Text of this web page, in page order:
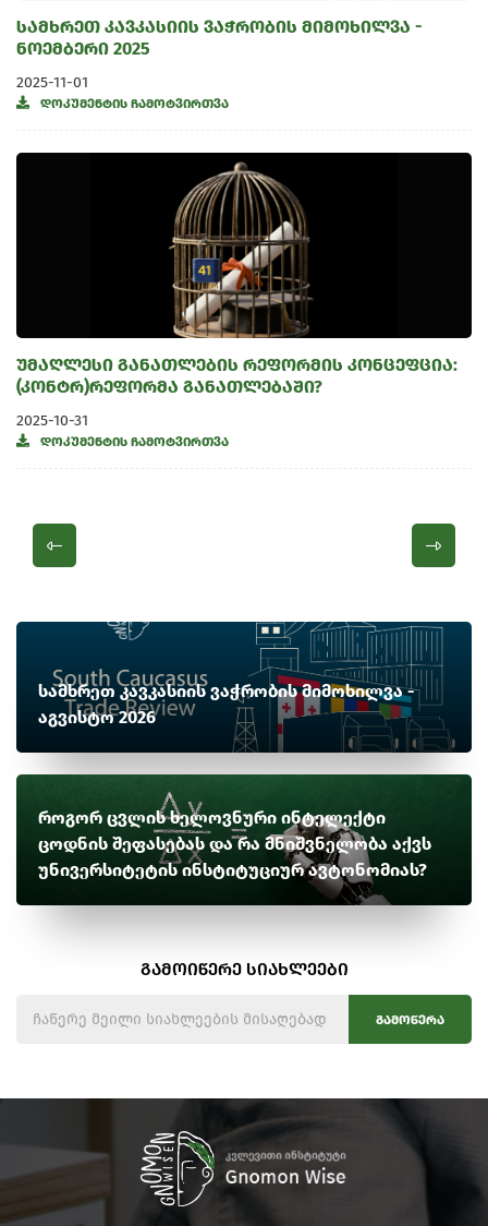
სამხრეთ კავკასიის ვაჭრობის მიმოხილვა -
ნოემბერი 2025
2025-11-01
დოკუმენტის ჩამოტვირთვა
უმაღლესი განათლების რეფორმის კონცეფცია:
(კონტრ)რეფორმა განათლებაში?
2025-10-31
დოკუმენტის ჩამოტვირთვა
სამხრეთ კავკასიის ვაჭრობის მიმოხილვა -
აგვისტო 2026
როგორ ცვლის ხელოვნური ინტელექტი
ცოდნის შეფასებას და რა მნიშვნელობა აქვს
უნივერსიტეტის ინსტიტუციურ ავტონომიას?
გამოიწერე სიახლეები
გამოწერა